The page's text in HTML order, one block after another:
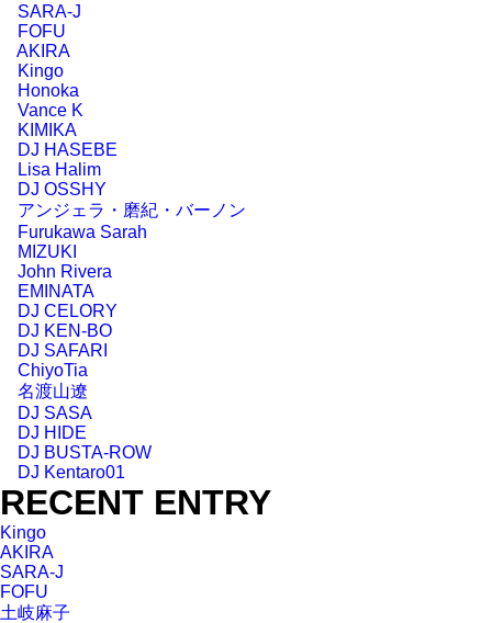
SARA-J
FOFU
AKIRA
Kingo
Honoka
Vance K
KIMIKA
DJ HASEBE
Lisa Halim
DJ OSSHY
アンジェラ・磨紀・バーノン
Furukawa Sarah
MIZUKI
John Rivera
EMINATA
DJ CELORY
DJ KEN-BO
DJ SAFARI
ChiyoTia
名渡山遼
DJ SASA
DJ HIDE
DJ BUSTA-ROW
DJ Kentaro01
RECENT ENTRY
Kingo
AKIRA
SARA-J
FOFU
土岐麻子